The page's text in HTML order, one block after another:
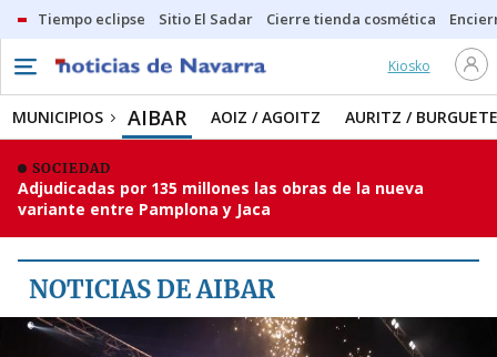
Tiempo eclipse Sitio El Sadar Cierre tienda cosmética
Kiosko
MUNICIPIOS AIBAR AOIZ / AGOITZ AURITZ / BURGUETE
SOCIEDAD
Adjudicadas por 135 millones las obras de la nueva
variante entre Pamplona y Jaca
NOTICIAS DE AIBAR
MUNICIPIOS
AIBAR
AURITZ / BURGUETE
BURGUI
LUMBIER